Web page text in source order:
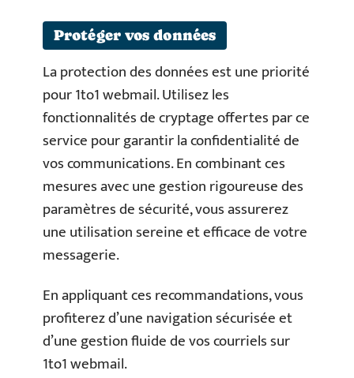
Protéger vos données
La protection des données est une priorité
pour 1to1 webmail. Utilisez les
fonctionnalités de cryptage offertes par ce
service pour garantir la confidentialité de
vos communications. En combinant ces
mesures avec une gestion rigoureuse des
paramètres de sécurité, vous assurerez
une utilisation sereine et efficace de votre
messagerie.
En appliquant ces recommandations, vous
profiterez d’une navigation sécurisée et
d’une gestion fluide de vos courriels sur
1to1 webmail.